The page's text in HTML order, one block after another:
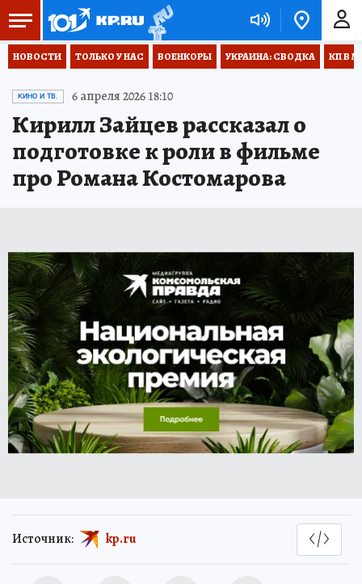
НОВОСТИ ТОЛЬКО У НАС ВОЕНКОРЫ УКРАИНА: СВОДКА КП В
КИНО И ТВ. 6 апреля 2026 18:10
Кирилл Зайцев рассказал о
подготовке к роли в фильме
про Романа Костомарова
Источник: kp.ru